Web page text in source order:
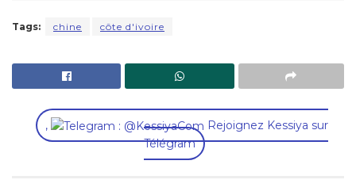
Tags: chine côte d'ivoire
,
Rejoignez Kessiya sur
Télégram